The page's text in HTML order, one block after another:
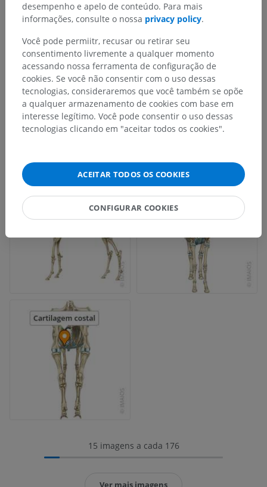
15 imagens a cada 176
Ver mais imagens
desempenho e apelo de conteúdo. Para mais
informações, consulte o nossa privacy policy.
Você pode permiitr, recusar ou retirar seu
consentimento livremente a qualquer momento
acessando nossa ferramenta de configuração de
cookies. Se você não consentir com o uso dessas
tecnologias, consideraremos que você também se opõe
a qualquer armazenamento de cookies com base em
interesse legítimo. Você pode consentir o uso dessas
tecnologias clicando em "aceitar todos os cookies".
ACEITAR TODOS OS COOKIES
CONFIGURAR COOKIES